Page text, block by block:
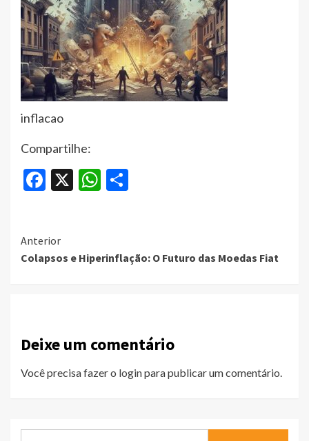
inflacao
Compartilhe:
Facebook
X WhatsApp
Continue
Reading
Anterior
Colapsos e Hiperinflação: O Futuro das Moedas Fiat
Deixe um comentário
Você precisa fazer o loginpara publicar um comentário.